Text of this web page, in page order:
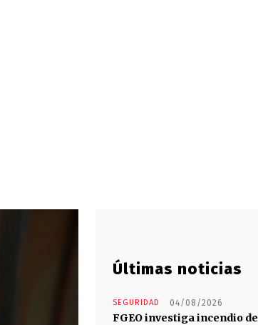
Últimas noticias
SEGURIDAD 04/08/2026
FGEO investiga incendio de